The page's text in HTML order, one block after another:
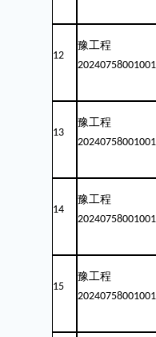
12
豫工程
20240758001001
13
豫工程
20240758001001
14
豫工程
20240758001001
15
豫工程
20240758001001